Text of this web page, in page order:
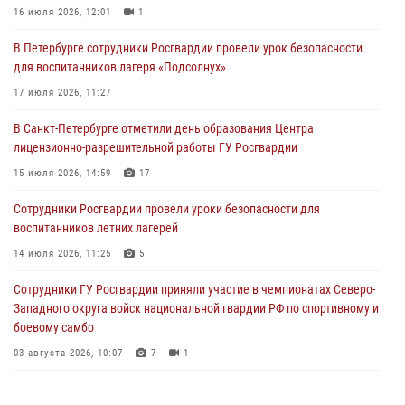
06 августа 2026, 11:36
Сотрудники и военнослужащие Росгвардии обеспечили
правопорядок при проведении матча "Зенит" - "Балтика"
06 августа 2026, 07:30
В Выборгском районе наряд Росгвардии обнаружил
разыскиваемый преступный автотранспорт
05 августа 2026, 12:25 2
Петербургские росгвардейцы обнаружили объявленный в розыск
автомобиль, ранее использовавшийся при совершении кражи в
Ленобласти
16 июля 2026, 12:01 1
В Петербурге сотрудники Росгвардии провели урок безопасности
для воспитанников лагеря «Подсолнух»
17 июля 2026, 11:27
В Санкт-Петербурге отметили день образования Центра
лицензионно-разрешительной работы ГУ Росгвардии
15 июля 2026, 14:59 17
Сотрудники Росгвардии провели уроки безопасности для
воспитанников летних лагерей
14 июля 2026, 11:25 5
Сотрудники ГУ Росгвардии приняли участие в чемпионатах Северо-
Западного округа войск национальной гвардии РФ по спортивному и
боевому самбо
03 августа 2026, 10:07 7 1